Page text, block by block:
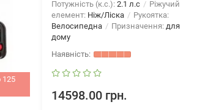
Бензиновый двигатель Al-ko Pro 125
Потужність (к.с.): 2.1 л.с
Ріжучий
елемент: Ніж/Ліска
Рукоятка:
Велосипедна
Призначення: для
дому
14598.00 грн.